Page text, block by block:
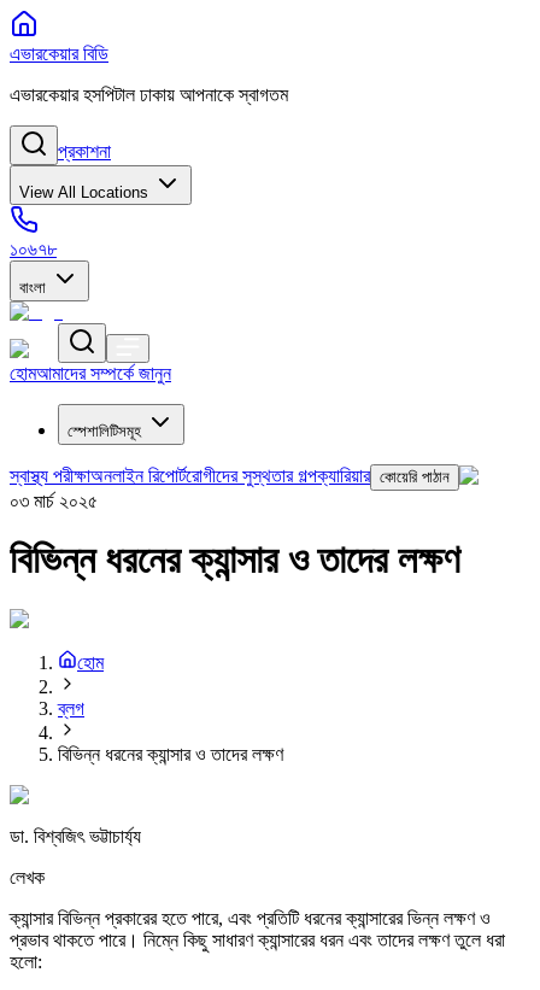
এভারকেয়ার বিডি
এভারকেয়ার হসপিটাল ঢাকায় আপনাকে স্বাগতম
প্রকাশনা
View All Locations
১০৬৭৮
বাংলা
হোমআমাদের সম্পর্কে জানুন
স্পেশালিটিসমূহ
স্বাস্থ্য পরীক্ষাঅনলাইন রিপোর্টরোগীদের সুস্থতার গল্পক্যারিয়ার কোয়েরি পাঠান
০৩ মার্চ ২০২৫
বিভিন্ন ধরনের ক্যান্সার ও তাদের লক্ষণ
হোম
ব্লগ
বিভিন্ন ধরনের ক্যান্সার ও তাদের লক্ষণ
ডা. বিশ্বজিৎ ভট্টাচার্য্য
লেখক
ক্যান্সার বিভিন্ন প্রকারের হতে পারে, এবং প্রতিটি ধরনের ক্যান্সারের ভিন্ন লক্ষণ ও
প্রভাব থাকতে পারে। নিম্নে কিছু সাধারণ ক্যান্সারের ধরন এবং তাদের লক্ষণ তুলে ধরা
হলো: